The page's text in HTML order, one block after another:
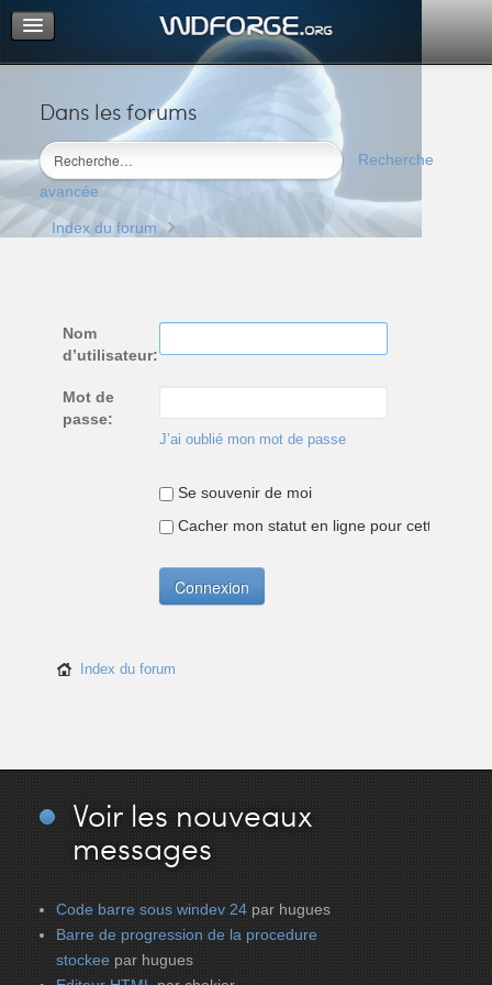
Dans les forums
Recherche
avancée
Portail
Index du forum
M’enregistrer
Connexion
Index du forum
Nom
d’utilisateur:
Mot de
passe:
J’ai oublié mon mot de passe
Se souvenir de moi
Cacher mon statut en ligne pour cette
Index du forum
Voir les nouveaux
messages
Code barre sous windev 24 par hugues
Barre de progression de la procedure
stockee par hugues